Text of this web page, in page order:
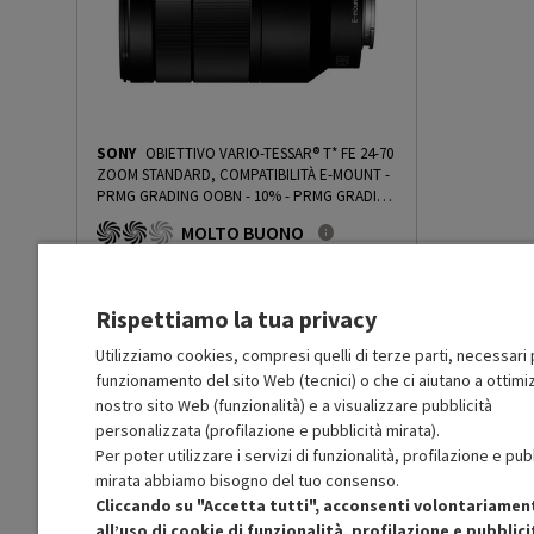
SONY OBIETTIVO VARIO-TESSAR® T* FE 24-70
ZOOM STANDARD, COMPATIBILITÀ E-MOUNT -
PRMG GRADING OOBN - 10%- PRMG GRADING
OOBN - 10%
MOLTO BUONO
N: Prodotto funzionante
Prodotto Nuovo 999.00 -10%
Ricondizionato Prezzo ridotto da
899.10a -30%
In Promozione 629.37
Aggiungi al carrello
Rispettiamo la tua privacy
Utilizziamo cookies, compresi quelli di terze parti, necessari
funzionamento del sito Web (tecnici) o che ci aiutano a
nostro sito Web (funzionalità) e a visualizzare pubblicità
personalizzata (profilazione e pubblicità mirata).
Per poter utilizzare i servizi di funzionalità, profilazione e
mirata abbiamo bisogno del tuo consenso.
Cliccando su "Accetta tutti", acconsenti